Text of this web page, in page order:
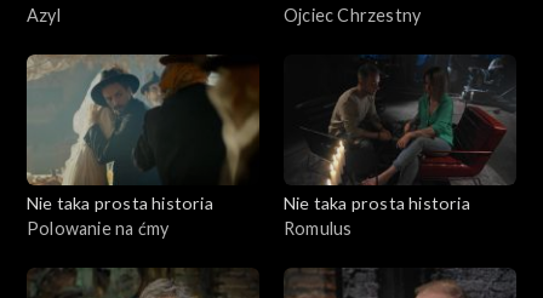
Azyl
Ojciec Chrzestny
Nie taka prosta historia
Polowanie na ćmy
Nie taka prosta historia
Romulus